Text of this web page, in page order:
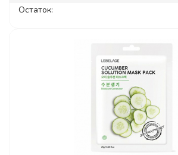
Остаток: